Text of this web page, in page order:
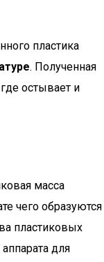
пластика
. Полученная
остывает и
масса
чего образуются
пластиковых
для